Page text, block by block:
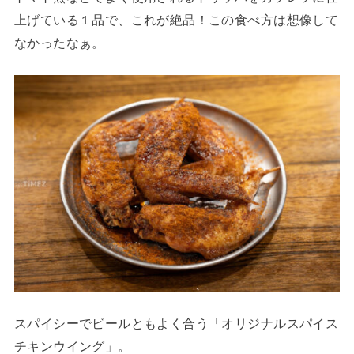
上げている１品で、これが絶品！この食べ方は想像して
なかったなぁ。
スパイシーでビールともよく合う「オリジナルスパイス
チキンウイング」。